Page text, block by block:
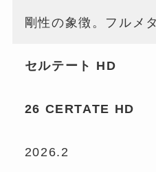
剛性の象徴。フルメ
セルテート HD
26 CERTATE HD
2026.2